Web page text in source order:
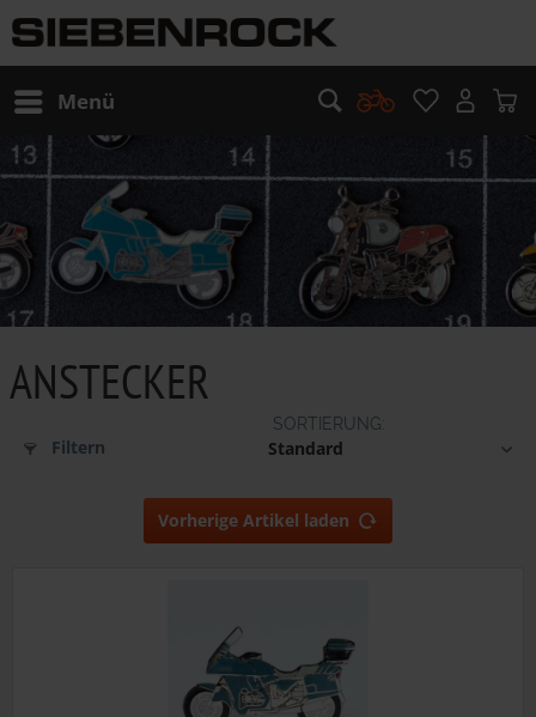
Menü
ANSTECKER
Filtern
Vorherige Artikel laden